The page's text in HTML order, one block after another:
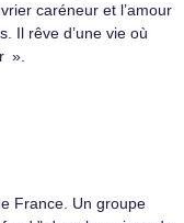
caréneur et l’amour
Il rêve d’une vie où
».
France. Un groupe